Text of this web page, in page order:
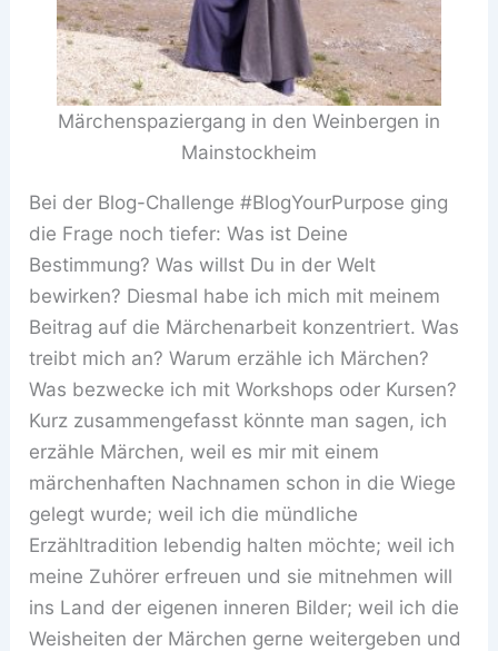
Märchenspaziergang in den Weinbergen in
Mainstockheim
Bei der Blog-Challenge #BlogYourPurpose ging
die Frage noch tiefer: Was ist Deine
Bestimmung? Was willst Du in der Welt
bewirken? Diesmal habe ich mich mit meinem
Beitrag auf die Märchenarbeit konzentriert. Was
treibt mich an? Warum erzähle ich Märchen?
Was bezwecke ich mit Workshops oder Kursen?
Kurz zusammengefasst könnte man sagen, ich
erzähle Märchen, weil es mir mit einem
märchenhaften Nachnamen schon in die Wiege
gelegt wurde; weil ich die mündliche
Erzähltradition lebendig halten möchte; weil ich
meine Zuhörer erfreuen und sie mitnehmen will
ins Land der eigenen inneren Bilder; weil ich die
Weisheiten der Märchen gerne weitergeben und